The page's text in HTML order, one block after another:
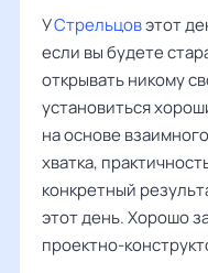
УСтрельцовэтот
если вы будете
открывать никому
установиться
на основе
хватка,
конкретный
этот день. Хорошо
проектно-